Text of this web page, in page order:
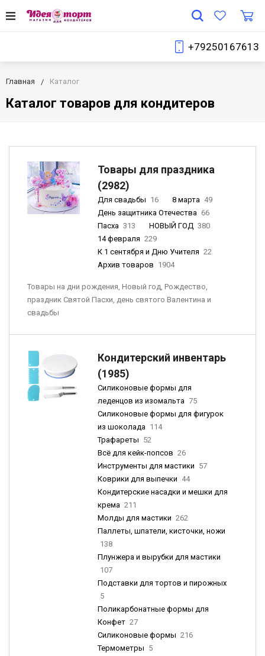
+79250167613
Главная Каталог
Каталог товаров для кондитеров
Товары для праздника
(2982)
Для свадьбы 16 8 марта 49
День защитника Отечества 66
Пасха 313 НОВЫЙ ГОД 380
14 февраля 229
К 1 сентября и Дню Учителя 22
Архив товаров 1904
Товары на дни рождения, Новый год, Рождество,
праздник Святой Пасхи, день святого Валентина и
свадьбы
Кондитерский инвентарь
(1985)
Силиконовые формы для
леденцов из изомальта 75
Силиконовые формы для фигурок
из шоколада 114
Трафареты 52
Всё для кейк-попсов 26
Инструменты для мастики 57
Коврики для выпечки 44
Кондитерские насадки и мешки для
крема 211
Молды для мастики 262
Паллеты, шпатели, кисточки, ножи
138
Плунжера и вырубки для мастики
107
Подставки для тортов и пирожных
5
Поликарбонатные формы для
Конфет 27
Силиконовые формы 216
Термометры 5